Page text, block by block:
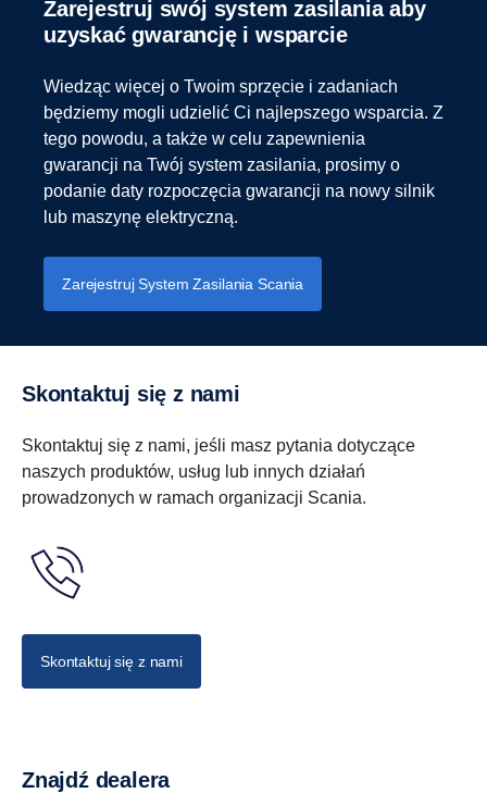
Zarejestruj swój system zasilania aby
uzyskać gwarancję i wsparcie
Wiedząc więcej o Twoim sprzęcie i zadaniach
będziemy mogli udzielić Ci najlepszego wsparcia. Z
tego powodu, a także w celu zapewnienia
gwarancji na Twój system zasilania, prosimy o
podanie daty rozpoczęcia gwarancji na nowy silnik
lub maszynę elektryczną.
Zarejestruj System Zasilania Scania
Skontaktuj się z nami
Skontaktuj się z nami, jeśli masz pytania dotyczące
naszych produktów, usług lub innych działań
prowadzonych w ramach organizacji Scania.
Skontaktuj się z nami
Znajdź dealera